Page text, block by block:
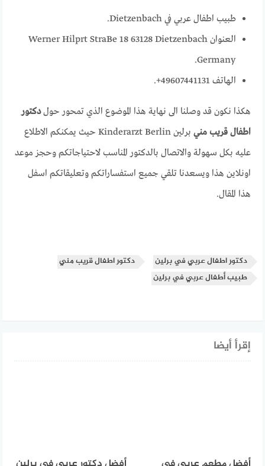
طبيب اطفال عربي في Dietzenbach.
العنوان Werner Hilprt StraBe 18 63128 Dietzenbach
Germany.
الهاتف 49607441131+.
هكذا نكون قد وصلنا الى نهاية هذا الموضوع الذي تمحور حولدكتور
اطفال قريب مني
برلين Kinderarzt Berlin حيث يمكنكم الاطلاع
عليه بكل سهولة والاتصال بالدكتور المناسب لاحتياجاتكم وحجز موعد
اونلاين هذا ويسعدنا تلقي جميع استفساراتكم وتعليقاتكم اسفل
هذا المقال.
دكتور اطفال عربي في برلين
دكتور اطفال قريب مني
طبيب أطفال عربي في برلين
إقرأ أيضا